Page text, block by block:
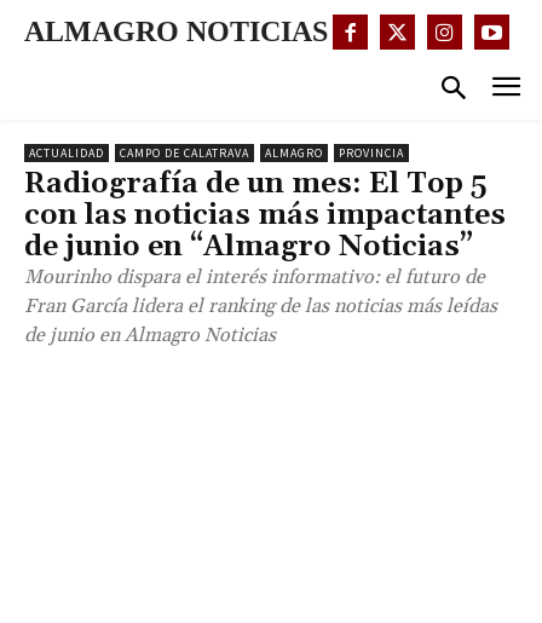
ALMAGRO NOTICIAS
ACTUALIDAD CAMPO DE CALATRAVA ALMAGRO PROVINCIA
Radiografía de un mes: El Top 5
con las noticias más impactantes
de junio en “Almagro Noticias”
Mourinho dispara el interés informativo: el futuro de
Fran García lidera el ranking de las noticias más leídas
de junio en Almagro Noticias